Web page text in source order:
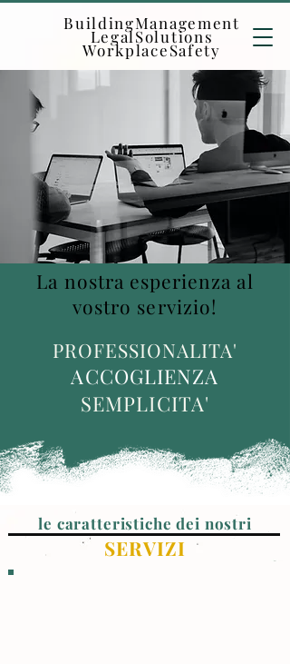
BuildingManagement
LegalSolutions
WorkplaceSafety
La nostra esperienza al
vostro servizio!
PROFESSIONALITA'
ACCOGLIENZA
SEMPLICITA'
le caratteristiche dei nostri
SERVIZI